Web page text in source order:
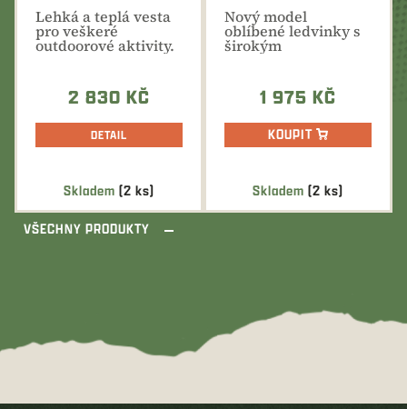
Skladem(2 ks)
Lehká a teplá vesta
pro veškeré
outdoorové aktivity.
2 830 KČ
DETAIL
Skladem (2 ks)
Nový model
oblíbené ledvinky s
širokým
polstrovaným
1 975 KČ
KOUPIT
VŠECHNY PRODUKTY